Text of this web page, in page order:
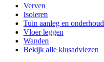
Verven
Isoleren
Tuin aanleg en onderhoud
Vloer leggen
Wanden
Bekijk alle klusadviezen